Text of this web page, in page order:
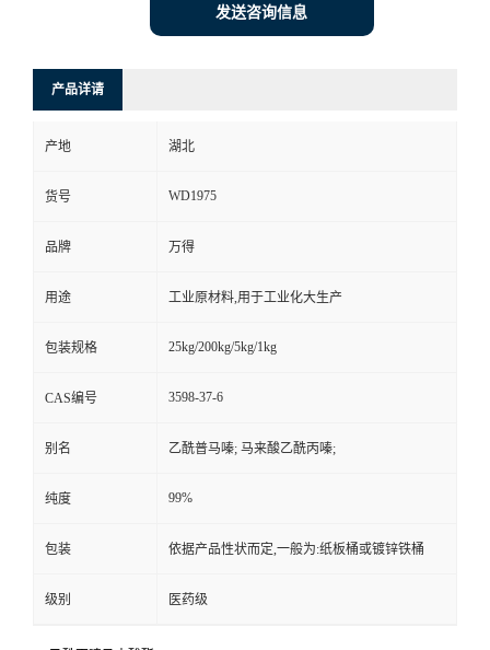
发送咨询信息
产品详请
产地 湖北
货号 WD1975
品牌 万得
用途 工业原材料,用于工业化大生产
包装规格 25kg/200kg/5kg/1kg
CAS编号 3598-37-6
别名 乙酰普马嗪; 马来酸乙酰丙嗪;
纯度 99%
包装 依据产品性状而定,一般为:纸板桶或镀锌铁桶
级别 医药级